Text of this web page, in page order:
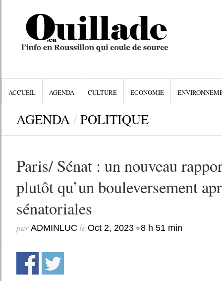
ACCUEIL AGENDA CULTURE ECONOMIE
AGENDA / POLITIQUE
Paris/ Sénat : un nouveau
plutôt qu’un bouleversement
sénatoriales
par ADMINLUC le Oct 2, 2023•8 h 51 min